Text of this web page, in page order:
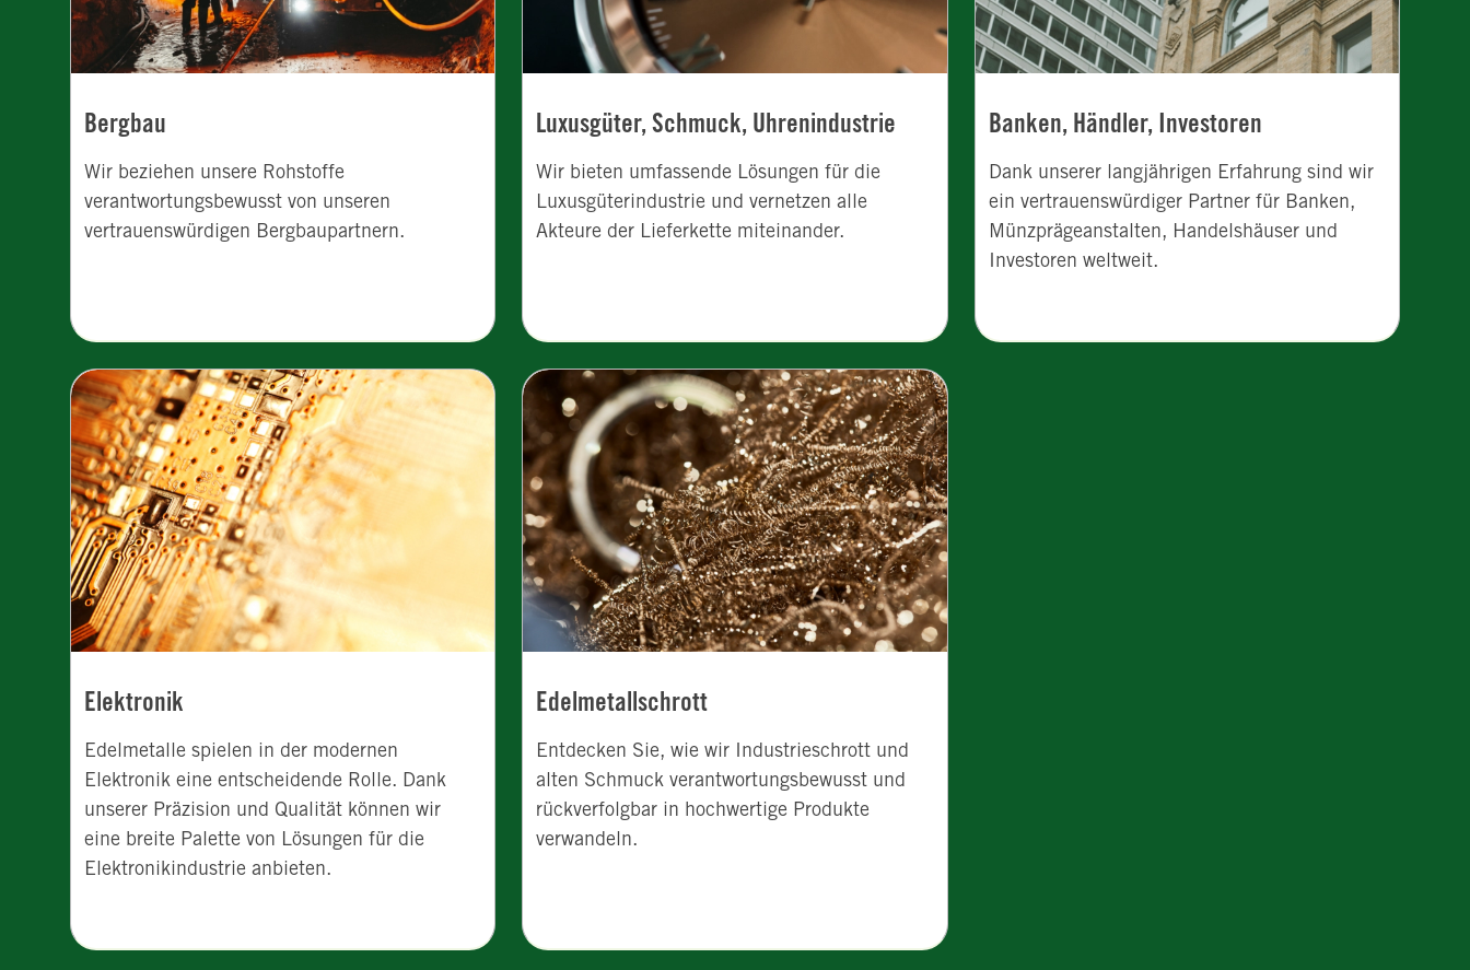
Bergbau
Wir beziehen unsere Rohstoffe
verantwortungsbewusst von unseren
vertrauenswürdigen Bergbaupartnern.
Luxusgüter, Schmuck, Uhrenindustrie
Wir bieten umfassende Lösungen für die
Luxusgüterindustrie und vernetzen alle
Akteure der Lieferkette miteinander.
Banken, Händler, Investoren
Dank unserer langjährigen Erfahrung sind wir
ein vertrauenswürdiger Partner für Banken,
Münzprägeanstalten, Handelshäuser und
Investoren weltweit.
Elektronik
Edelmetalle spielen in der modernen
Elektronik eine entscheidende Rolle. Dank
unserer Präzision und Qualität können wir
eine breite Palette von Lösungen für die
Elektronikindustrie anbieten.
Edelmetallschrott
Entdecken Sie, wie wir Industrieschrott und
alten Schmuck verantwortungsbewusst und
rückverfolgbar in hochwertige Produkte
verwandeln.